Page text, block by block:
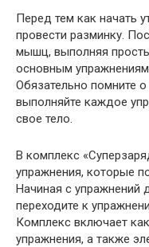
Перед тем как начать
провести разминку.
мышц, выполняя
основным
Обязательно помните
выполняйте каждое
свое тело.
В комплекс
упражнения, которые
Начиная с упражнений
переходите к
Комплекс включает
упражнения, а также